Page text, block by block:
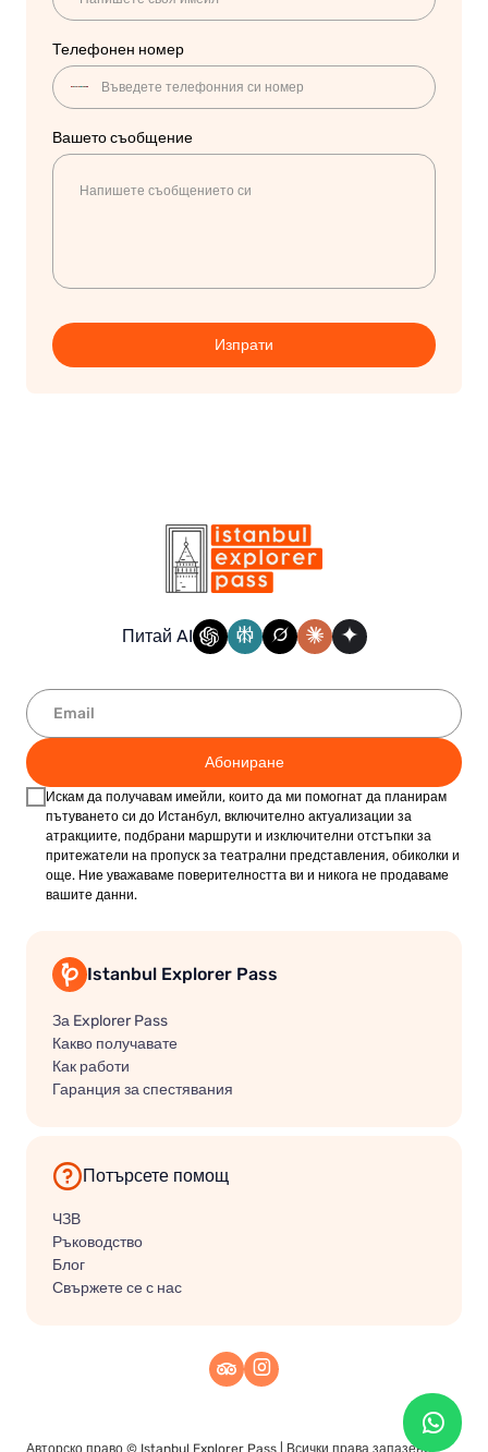
Телефонен номер
No
selected
Вашето съобщение
Изпрати
Питай AI
Абониране
Искам да получавам имейли, които да ми помогнат да планирам
пътуването си до Истанбул, включително актуализации за
атракциите, подбрани маршрути и изключителни отстъпки за
притежатели на пропуск за театрални представления, обиколки и
още. Ние уважаваме поверителността ви и никога не продаваме
вашите данни.
Istanbul Explorer Pass
За Explorer Pass
Какво получавате
Как работи
Гаранция за спестявания
Потърсете помощ
ЧЗВ
Ръководство
Блог
Свържете се с нас
Авторско право © Istanbul Explorer Pass | Всички права запазени